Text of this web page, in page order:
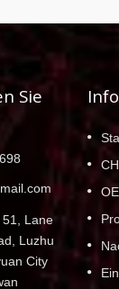
Sie
51, Lane
Luzhu
City
Ausstellung von
(YDL)
hochwertige
Vielzahl von
hat auch an
Weiterlesen